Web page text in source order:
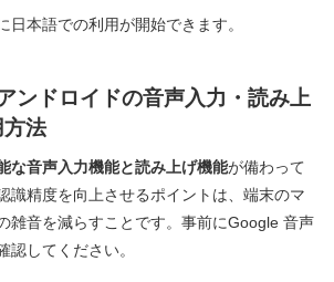
日本語での利用が開始できます。
ンドロイドの音声入力・読み上
法
な音声入力機能と読み上げ機能が備わって
識精度を向上させるポイントは、端末のマ
雑音を減らすことです。事前にGoogle 音声
認してください。